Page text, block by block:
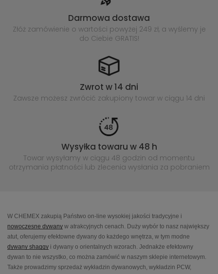
Darmowa dostawa
Złóż zamówienie o wartości powyżej 249 zł, a wyślemy je
do Ciebie GRATIS!
Zwrot w 14 dni
Zawsze możesz zwrócić zakupiony towar w ciągu 14 dni
Wysyłka towaru w 48 h
Towar wysyłamy w ciągu 48 godzin od momentu
otrzymania płatności lub zlecenia wysłania za pobraniem
W CHEMEX zakupią Państwo on-line wysokiej jakości tradycyjne i
nowoczesne dywany w atrakcyjnych cenach. Duży wybór to nasz największy
atut, oferujemy efektowne dywany do każdego wnętrza, w tym modne
dywany shaggy i dywany o orientalnych wzorach. Jednakże efektowny
dywan to nie wszystko, co można zamówić w naszym sklepie internetowym.
Także prowadzimy sprzedaż wykładzin dywanowych, wykładzin PCW,